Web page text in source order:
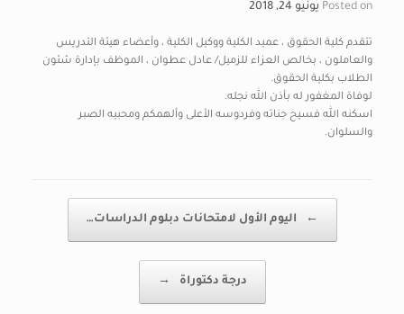
Posted on يونيو 24, 2018
تتقدم كلية الحقوق ، عميد الكلية ووكيل الكلية ، وأعضاء هيئة التدريس
والعاملون ، بخالص العزاء للزميل/ عادل عطوان ، الموظف بإدارة شئون
الطلاب بكلية الحقوق.
لوفاة المغفور له بأذن الله نجله.
اسكنه الله فسيح جناته وفردوسه الأعلى وألهمكم ومحبيه الصبر
والسلوان.
← اليوم الأول لامتحانات دبلوم الدراسات…
درجة دكتوراة →